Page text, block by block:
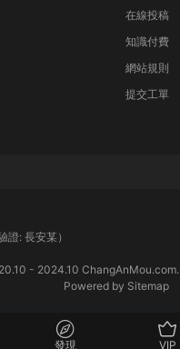
在線投稿
知識付費
網站規則
提交工單
驗證: 長安某）
- 2024.10 ChangAnMou.com.
Powered by Sitemap
發現 VIP